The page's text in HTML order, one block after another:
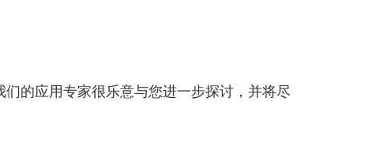
的应用专家很乐意与您进一步探讨，并将尽